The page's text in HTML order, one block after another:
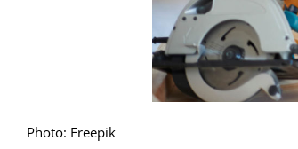
Photo: Freepik